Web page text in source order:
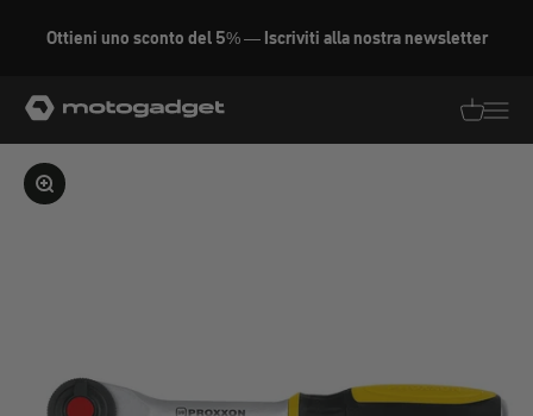
Ottieni uno sconto del 5% — Iscriviti alla nostra newsletter
motogadget GmbH
Ingrandire l'immagine